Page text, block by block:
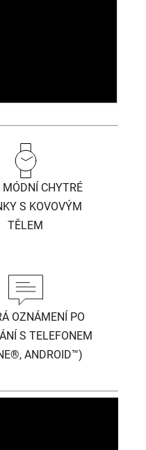
MÓDNÍ CHYTRÉ
S KOVOVÝM
TĚLEM
OZNÁMENÍ PO
S TELEFONEM
ANDROID™)